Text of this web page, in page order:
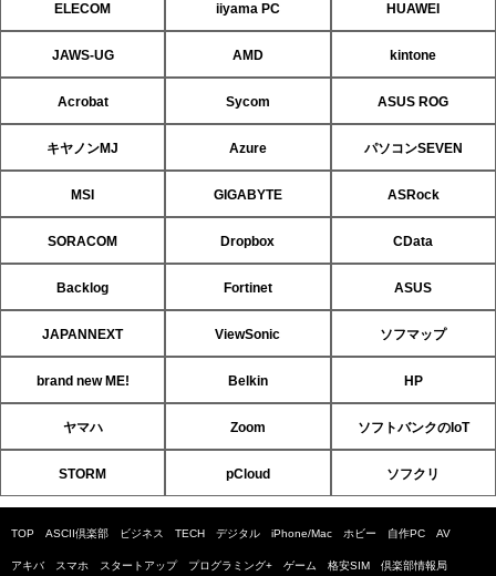
ELECOM iiyama PC HUAWEI
JAWS-UG AMD kintone
Acrobat Sycom ASUS ROG
キヤノンMJ Azure パソコンSEVEN
MSI GIGABYTE ASRock
SORACOM Dropbox CData
Backlog Fortinet ASUS
JAPANNEXT ViewSonic ソフマップ
brand new ME! Belkin HP
ヤマハ Zoom ソフトバンクのIoT
STORM pCloud ソフクリ
TOP ASCII倶楽部 ビジネス TECH デジタル iPhone/Mac ホビー 自作PC AV
アキバ スマホ スタートアップ プログラミング+ ゲーム 格安SIM 倶楽部情報局